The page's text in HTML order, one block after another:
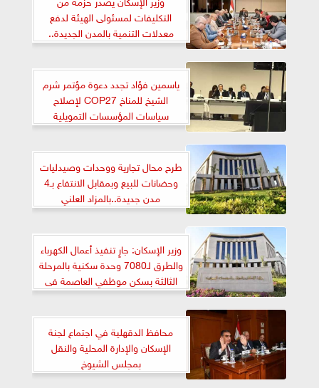
التكليفات لمسئولى الهيئة لدفع
معدلات التنمية بالمدن الجديدة..
وضبط وحوكمة الإجراءات
ياسمين فؤاد تجدد دعوة مؤتمر شرم
الشيخ للمناخ COP27 لإصلاح
سياسات المؤسسات التمويلية
الدولية لتعزيز تمويل المناخ
طرح محال تجارية ووحدات وصيدليات
وحضانات للبيع وبمقابل الانتفاع بـ4
مدن جديدة..بالمزاد العلني
وزير الإسكان: جارٍ تنفيذ أعمال الكهرباء
والطرق لـ7080 وحدة سكنية بالمرحلة
الثالثة بسكن موظفي العاصمة فى
مدينة بدر
محافظ الدقهلية في اجتماع لجنة
الإسكان والإدارة المحلية والنقل
بمجلس الشيوخ